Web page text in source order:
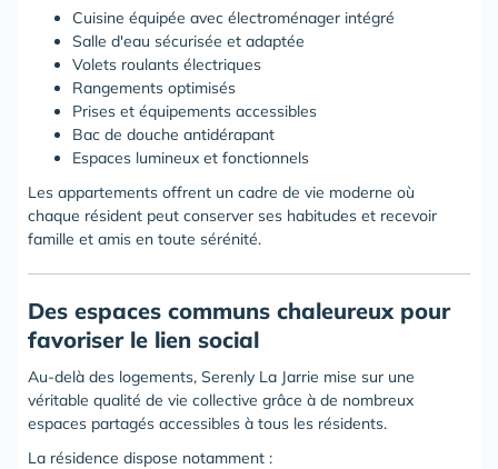
Cuisine équipée avec électroménager intégré
Salle d'eau sécurisée et adaptée
Volets roulants électriques
Rangements optimisés
Prises et équipements accessibles
Bac de douche antidérapant
Espaces lumineux et fonctionnels
Les appartements offrent un cadre de vie moderne où
chaque résident peut conserver ses habitudes et recevoir
famille et amis en toute sérénité.
Des espaces communs chaleureux pour
favoriser le lien social
Au-delà des logements, Serenly La Jarrie mise sur une
véritable qualité de vie collective grâce à de nombreux
espaces partagés accessibles à tous les résidents.
La résidence dispose notamment :